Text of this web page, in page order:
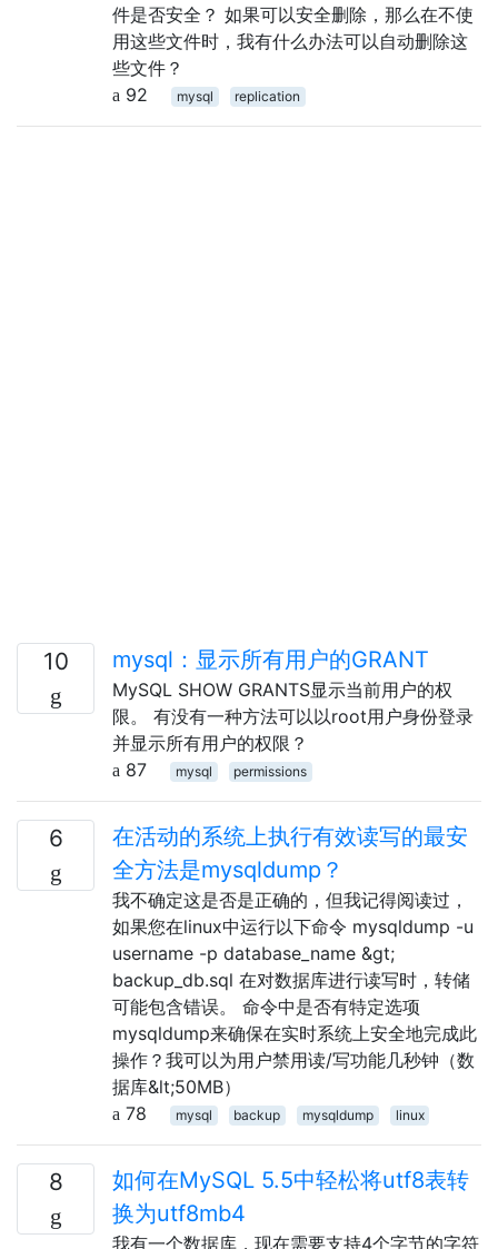
件是否安全？ 如果可以安全删除，那么在不使
用这些文件时，我有什么办法可以自动删除这
些文件？
92
mysql replication
10 mysql：显示所有用户的GRANT
MySQL SHOW GRANTS显示当前用户的权
限。 有没有一种方法可以以root用户身份登录
并显示所有用户的权限？
87
mysql permissions
6
在活动的系统上执行有效读写的最安
全方法是mysqldump？
我不确定这是否是正确的，但我记得阅读过，
如果您在linux中运行以下命令 mysqldump -u
username -p database_name &gt;
backup_db.sql 在对数据库进行读写时，转储
可能包含错误。 命令中是否有特定选项
mysqldump来确保在实时系统上安全地完成此
操作？我可以为用户禁用读/写功能几秒钟（数
据库&lt;50MB）
78
mysql backup mysqldump linux
8
如何在MySQL 5.5中轻松将utf8表转
换为utf8mb4
我有一个数据库，现在需要支持4个字节的字符